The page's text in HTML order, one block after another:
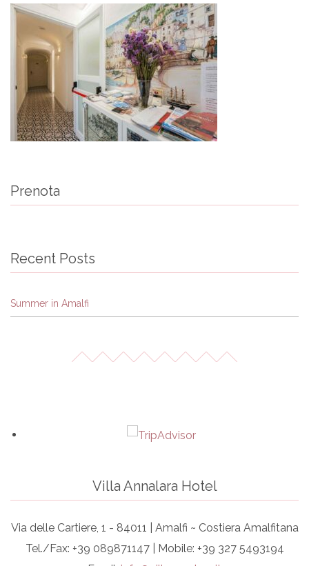
Prenota
Recent Posts
Summer in Amalfi
Villa Annalara Hotel
Via delle Cartiere, 1 - 84011 | Amalfi ~ Costiera Amalfitana
Tel./Fax: +39 089871147 | Mobile: +39 327 5493194